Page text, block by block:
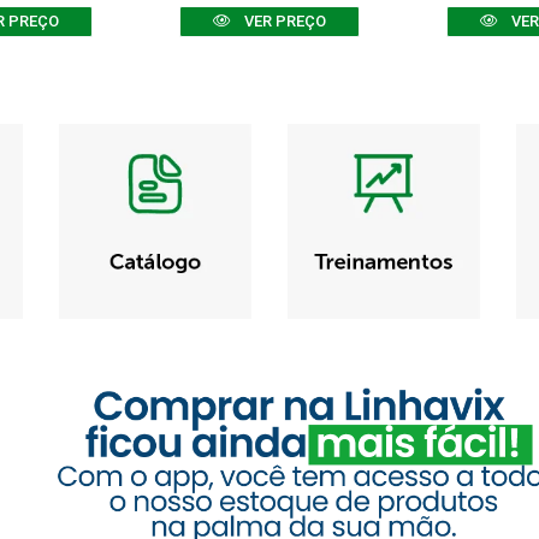
PREÇO VER PREÇO